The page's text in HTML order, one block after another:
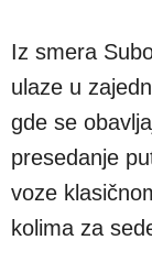
Iz smera
ulaze u
gde se
presedanje
voze
kolima za